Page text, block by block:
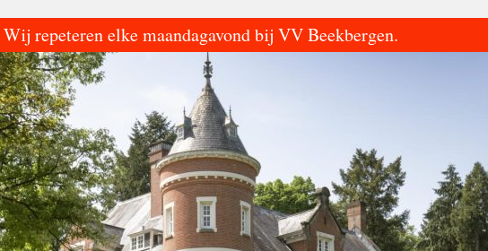
Wij repeteren elke maandagavond bij VV Beekbergen.